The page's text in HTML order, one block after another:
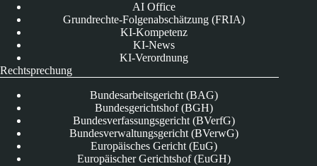
AI Office
Grundrechte-Folgenabschätzung (FRIA)
KI-Kompetenz
KI-News
KI-Verordnung
Rechtsprechung
Bundesarbeitsgericht (BAG)
Bundesgerichtshof (BGH)
Bundesverfassungsgericht (BVerfG)
Bundesverwaltungsgericht (BVerwG)
Europäisches Gericht (EuG)
Europäischer Gerichtshof (EuGH)